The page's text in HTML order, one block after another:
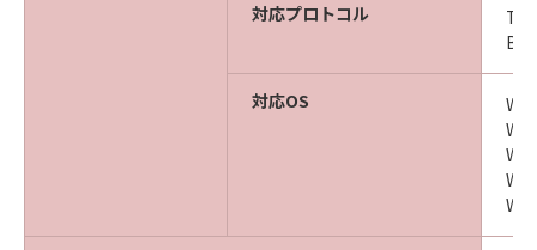
対応プロトコル
対応OS